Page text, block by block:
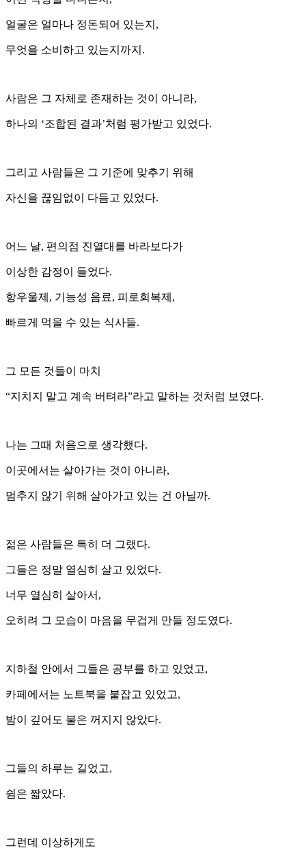
얼굴은 얼마나 정돈되어 있는지,
무엇을 소비하고 있는지까지.
사람은 그 자체로 존재하는 것이 아니라,
하나의 ‘조합된 결과’처럼 평가받고 있었다.
그리고 사람들은 그 기준에 맞추기 위해
자신을 끊임없이 다듬고 있었다.
어느 날, 편의점 진열대를 바라보다가
이상한 감정이 들었다.
항우울제, 기능성 음료, 피로회복제,
빠르게 먹을 수 있는 식사들.
그 모든 것들이 마치
“지치지 말고 계속 버텨라”라고 말하는 것처럼 보였다.
나는 그때 처음으로 생각했다.
이곳에서는 살아가는 것이 아니라,
멈추지 않기 위해 살아가고 있는 건 아닐까.
젊은 사람들은 특히 더 그랬다.
그들은 정말 열심히 살고 있었다.
너무 열심히 살아서,
오히려 그 모습이 마음을 무겁게 만들 정도였다.
지하철 안에서 그들은 공부를 하고 있었고,
카페에서는 노트북을 붙잡고 있었고,
밤이 깊어도 불은 꺼지지 않았다.
그들의 하루는 길었고,
쉼은 짧았다.
그런데 이상하게도